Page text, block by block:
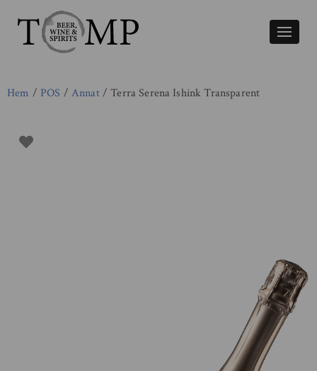
Växla
Hem / POS / Annat/ Terra Serena Ishink Transparent